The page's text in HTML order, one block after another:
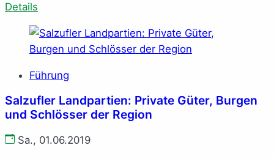
Details
Führung
Salzufler Landpartien: Private Güter, Burgen
und Schlösser der Region
Sa., 01.06.2019